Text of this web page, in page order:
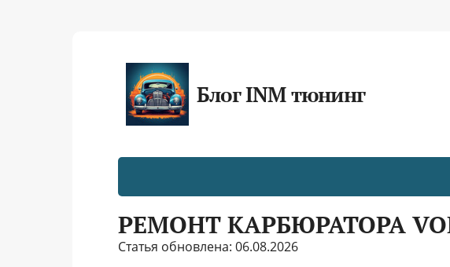
Блог INM тюнинг
РЕМОНТ КАРБЮРАТОРА
Статья обновлена: 06.08.2026